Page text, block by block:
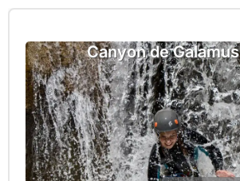
Canyon de Galamus